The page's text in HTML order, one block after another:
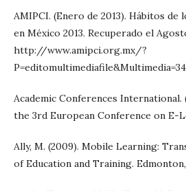
AMIPCI. (Enero de 2013). Hábitos
en México 2013. Recuperado el
http://www.amipci.org.mx/?
Academic Conferences
the 3rd European Conference on E-
Ally, M. (2009). Mobile Learning:
of Education and Training. Edmonton,